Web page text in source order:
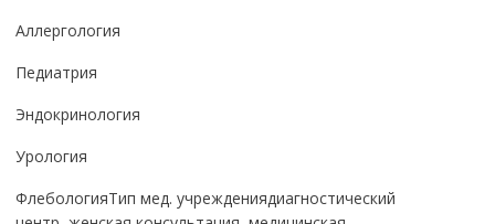
Аллергология
Педиатрия
Эндокринология
Урология
ФлебологияТип мед. учреждениядиагностический